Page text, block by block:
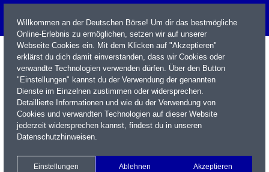
Name / WKN / ISIN / Kürzel
Xetra Realtime
Watchlist Portfolio Login
Willkommen an der Deutschen Börse! Um dir das bestmögliche
Online-Erlebnis zu ermöglichen, setzen wir auf unserer
Webseite Cookies ein. Mit dem Klicken auf "Akzeptieren"
erklärst du dich damit einverstanden, dass wir Cookies oder
verwandte Technologien verwenden dürfen. Über den Button
"Einstellungen" kannst du der Verwendung der genannten
Dienste im Einzelnen zustimmen oder widersprechen.
Detaillierte Informationen und wie du der Verwendung von
Cookies und verwandten Technologien auf dieser Website
jederzeit widersprechen kannst, findest du in unseren
Datenschutzhinweisen.
Einstellungen Ablehnen Akzeptieren